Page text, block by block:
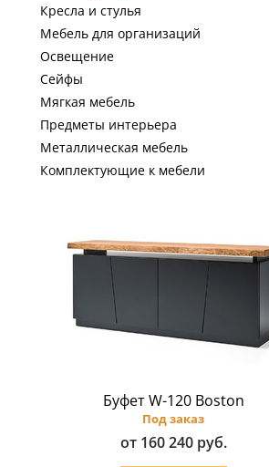
Кресла и стулья
Мебель для организаций
Освещение
Сейфы
Мягкая мебель
Предметы интерьера
Металлическая мебель
Комплектующие к мебели
Буфет W-120 Boston
Под заказ
от 160 240 руб.